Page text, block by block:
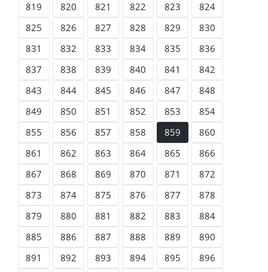
819
820 821 822 823
824
825
826 827 828 829
830
831
832 833 834 835
836
837
838 839 840 841
842
843
844 845 846 847
848
849
850 851 852 853
854
855
856 857 858 859
860
861
862 863 864 865
866
867
868 869 870 871
872
873
874 875 876 877
878
879
880 881 882 883
884
885
886 887 888 889
890
891
892 893 894 895
896